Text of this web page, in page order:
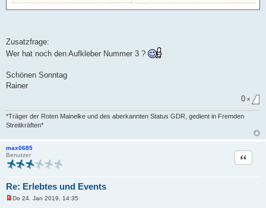
Zusatzfrage:
Wer hat noch den Aufkleber Nummer 3 ?
Schönen Sonntag
Rainer
0 x
*Träger der Roten Mainelke und des aberkannten Status GDR, gedient in Fremden
Streitkräften*
max0685
Benutzer
Re: Erlebtes und Events
Zitat
Do 24. Jan 2019, 14:35